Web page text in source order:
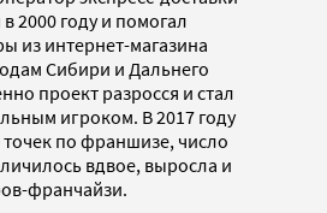
2000 году и помогал
из интернет-магазина
Сибири и Дальнего
проект разросся и стал
игроком. В 2017 году
по франшизе, число
вдвое, выросла и
франчайзи.